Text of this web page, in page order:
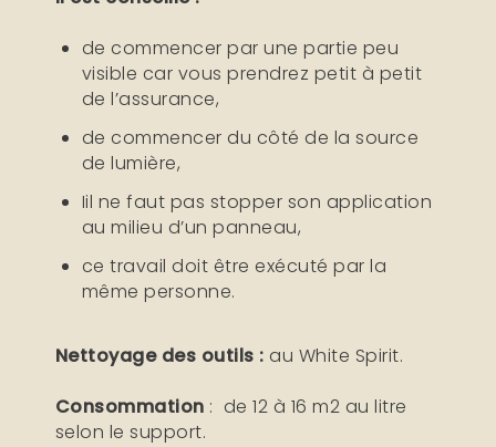
de commencer par une partie peu
visible car vous prendrez petit à petit
de l’assurance,
de commencer du côté de la source
de lumière,
Iil ne faut pas stopper son application
au milieu d’un panneau,
ce travail doit être exécuté par la
même personne.
Nettoyage des outils :au White Spirit.
Consommation : de 12 à 16 m2 au litre
selon le support.